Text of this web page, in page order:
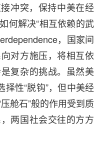
冲突，保持中美在经
何解决“相互依赖的武
，国家间
对方施压，将相互依
复杂的挑战。虽然美
择性“脱钩”，但中美经
舱石”般的作用受到质
两国社会交往的方方